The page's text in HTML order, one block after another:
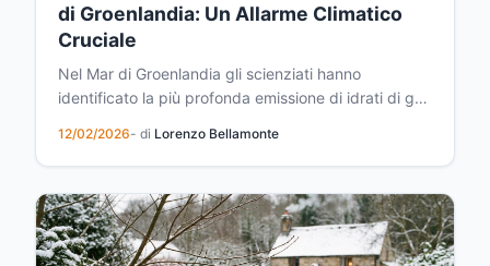
di Groenlandia: Un Allarme Climatico
Cruciale
Nel Mar di Groenlandia gli scienziati hanno
identificato la più profonda emissione di idrati di gas
rischi importanti legati al rilascio di metano negli
oceani artici e sottolinea l'urgenza di monitorare i
cambiamenti climatici negli ecosistemi marini.
12/02/2026- di Lorenzo Bellamonte